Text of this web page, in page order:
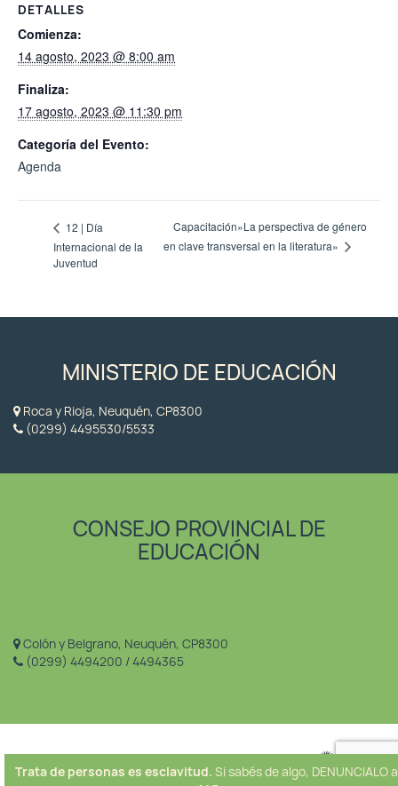
DETALLES
Comienza:
14 agosto, 2023 @ 8:00 am
Finaliza:
17 agosto, 2023 @ 11:30 pm
Categoría del Evento:
Agenda
12 | Día
Internacional de la
Juventud
Capacitación»La perspectiva de género
en clave transversal en la literatura»
MINISTERIO DE EDUCACIÓN
Roca y Rioja, Neuquén, CP8300
(0299) 4495530/5533
CONSEJO PROVINCIAL DE
EDUCACIÓN
Colón y Belgrano, Neuquén, CP8300
(0299) 4494200 / 4494365
Trata de personas es esclavitud. Si sabés de algo, DENUNCIALO